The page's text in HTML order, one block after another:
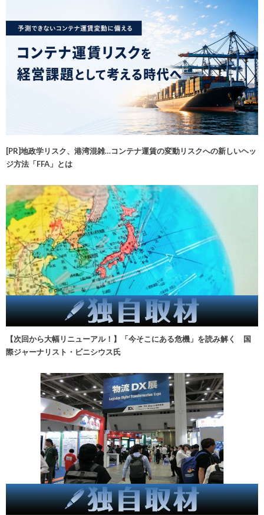
[PR]地政学リスク、港湾混雑…コンテナ運賃の変動リスクへの新しいヘッ
ジ方法「FFA」とは
【次回から大幅リニューアル！】「今そこにある危機」を読み解く 国
際ジャーナリスト・ビニシウス氏